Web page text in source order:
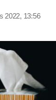
2022, 13:56